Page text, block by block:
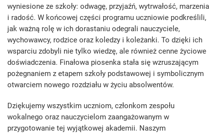
wyniesione ze szkoły: odwagę, przyjaźń, wytrwałość, marzenia
i radość. W końcowej części programu uczniowie podkreślili,
jak ważną rolę w ich dorastaniu odegrali nauczyciele,
wychowawcy, rodzice oraz koledzy i koleżanki. To dzięki ich
wsparciu zdobyli nie tylko wiedzę, ale również cenne życiowe
doświadczenia. Finałowa piosenka stała się wzruszającym
pożegnaniem z etapem szkoły podstawowej i symbolicznym
otwarciem nowego rozdziału w życiu absolwentów.
Dziękujemy wszystkim uczniom, członkom zespołu
wokalnego oraz nauczycielom zaangażowanym w
przygotowanie tej wyjątkowej akademii. Naszym